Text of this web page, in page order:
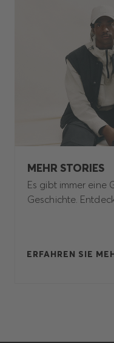
MEHR STORIES
Es gibt immer eine
Geschichte.
ERFAHREN SIE